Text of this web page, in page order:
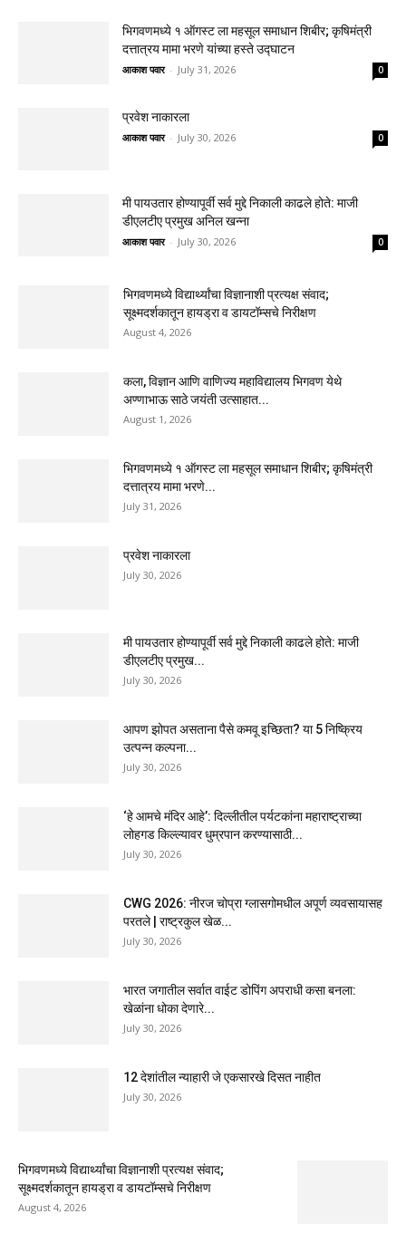
भिगवणमध्ये १ ऑगस्ट ला महसूल समाधान शिबीर; कृषिमंत्री
दत्तात्रय मामा भरणे यांच्या हस्ते उद्घाटन
आकाश पवार - July 31, 2026 0
प्रवेश नाकारला
आकाश पवार - July 30, 2026 0
मी पायउतार होण्यापूर्वी सर्व मुद्दे निकाली काढले होते: माजी
डीएलटीए प्रमुख अनिल खन्ना
आकाश पवार - July 30, 2026 0
भिगवणमध्ये विद्यार्थ्यांचा विज्ञानाशी प्रत्यक्ष संवाद;
सूक्ष्मदर्शकातून हायड्रा व डायटॉम्सचे निरीक्षण
August 4, 2026
कला, विज्ञान आणि वाणिज्य महाविद्यालय भिगवण येथे
अण्णाभाऊ साठे जयंती उत्साहात...
August 1, 2026
भिगवणमध्ये १ ऑगस्ट ला महसूल समाधान शिबीर; कृषिमंत्री
दत्तात्रय मामा भरणे...
July 31, 2026
प्रवेश नाकारला
July 30, 2026
मी पायउतार होण्यापूर्वी सर्व मुद्दे निकाली काढले होते: माजी
डीएलटीए प्रमुख...
July 30, 2026
आपण झोपत असताना पैसे कमवू इच्छिता? या 5 निष्क्रिय
उत्पन्न कल्पना...
July 30, 2026
‘हे आमचे मंदिर आहे’: दिल्लीतील पर्यटकांना महाराष्ट्राच्या
लोहगड किल्ल्यावर धुम्रपान करण्यासाठी...
July 30, 2026
CWG 2026: नीरज चोप्रा ग्लासगोमधील अपूर्ण व्यवसायासह
परतले | राष्ट्रकुल खेळ...
July 30, 2026
भारत जगातील सर्वात वाईट डोपिंग अपराधी कसा बनला:
खेळांना धोका देणारे...
July 30, 2026
12 देशांतील न्याहारी जे एकसारखे दिसत नाहीत
July 30, 2026
भिगवणमध्ये विद्यार्थ्यांचा विज्ञानाशी प्रत्यक्ष संवाद;
सूक्ष्मदर्शकातून हायड्रा व डायटॉम्सचे निरीक्षण
August 4, 2026